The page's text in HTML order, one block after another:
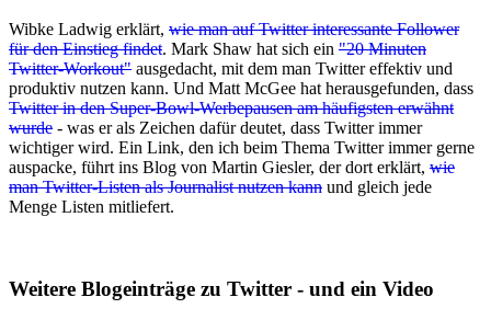
Wibke Ladwig erklärt, wie man auf Twitter interessante Follower
für den Einstieg findet. Mark Shaw hat sich ein "20 Minuten
Twitter-Workout" ausgedacht, mit dem man Twitter effektiv und
produktiv nutzen kann. Und Matt McGee hat herausgefunden, dass
Twitter in den Super-Bowl-Werbepausen am häufigsten erwähnt
wurde - was er als Zeichen dafür deutet, dass Twitter immer
wichtiger wird. Ein Link, den ich beim Thema Twitter immer gerne
auspacke, führt ins Blog von Martin Giesler, der dort erklärt, wie
man Twitter-Listen als Journalist nutzen kann und gleich jede
Menge Listen mitliefert.
Weitere Blogeinträge zu Twitter - und ein Video